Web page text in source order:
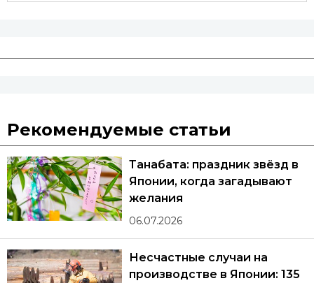
Рекомендуемые статьи
Танабата: праздник звёзд в
Японии, когда загадывают
желания
06.07.2026
Несчастные случаи на
производстве в Японии: 135